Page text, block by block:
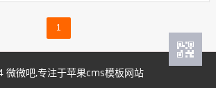
1
微微吧,专注于苹果cms模板网站